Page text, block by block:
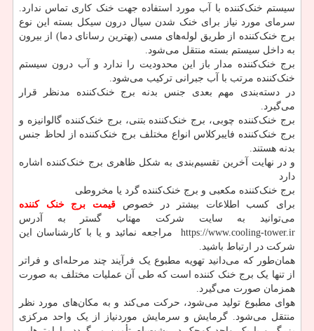
سیستم خنک‌کننده با آب مورد استفاده جهت خنک کاری تماس ندارد.
سرمای مورد نیاز برای خنک شدن سیال درون سیکل بسته این نوع
برج خنک‌کننده از طریق لوله‌های مسی (بهترین رسانای دما) از بیرون
به داخل سیستم بسته منتقل می‌شود.
برج خنک‌کننده مدار باز این محدودیت را ندارد و آب درون سیستم
خنک‌کننده مرتب با آب جبرانی ترکیب می‌شود.
در دسته‌بندی مهم بعدی جنس بدنه برج خنک‌کننده مدنظر قرار
می‌گیرد.
برج خنک‌کننده چوبی، برج خنک‌کننده بتنی، برج خنک‌کننده گالوانیزه و
برج خنک‌کننده فایبرکلاس انواع مختلف برج خنک‌کننده از لحاظ جنس
بدنه هستند.
و در نهایت آخرین تقسیم‌بندی به شکل ظاهری برج خنک‌کننده اشاره
دارد
برج خنک‌کننده مکعبی و برج خنک‌کننده گرد یا مخروطی
برای کسب اطلاعات بیشتر در خصوص قیمت برج خنک کننده
می‌توانید به سایت شرکت مهتاب گستر به آدرس
https://www.cooling-tower.ir مراجعه نمائید و یا با کارشناسان این
شرکت در ارتباط باشید.
همان‌طور که می‌دانید تهویه مطبوع یک فرآیند چند مرحله‌ای و فراتر
از تنها یک برج خنک کننده است که طی آن عملیات مختلف به صورت
همزمان صورت می‌گیرد.
هوای مطبوع تولید می‌شود، حرکت می‌کند و به مکان‌های مورد نظر
منتقل می‌شود. گرمایش و سرمایش موردنیاز از یک واحد مرکزی